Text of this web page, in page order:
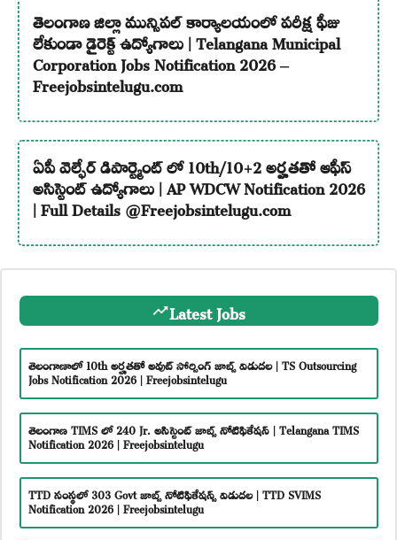
తెలంగాణ జిల్లా మున్సిపల్ కార్యాలయంలో పరీక్ష ఫీజు
లేకుండా డైరెక్ట్ ఉద్యోగాలు | Telangana Municipal
Corporation Jobs Notification 2026 –
Freejobsintelugu.com
ఏపీ వెల్ఫేర్ డిపార్ట్మెంట్ లో 10th/10+2 అర్హతతో ఆఫీస్
అసిస్టెంట్ ఉద్యోగాలు | AP WDCW Notification 2026
| Full Details @Freejobsintelugu.com
Latest Jobs
తెలంగాణాలో 10th అర్హతతో అవుట్ సోర్సింగ్ జాబ్స్ విడుదల | TS Outsourcing
Jobs Notification 2026 | Freejobsintelugu
తెలంగాణ TIMS లో 240 Jr. అసిస్టెంట్ జాబ్స్ నోటిఫికేషన్ | Telangana TIMS
Notification 2026 | Freejobsintelugu
TTD సంస్థలో 303 Govt జాబ్స్ నోటిఫికేషన్స్ విడుదల | TTD SVIMS
Notification 2026 | Freejobsintelugu